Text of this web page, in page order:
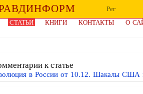
Рег
СТАТЬИ КНИГИ КОНТАКТЫ О
к статье
в России от 10.12. Шакалы США